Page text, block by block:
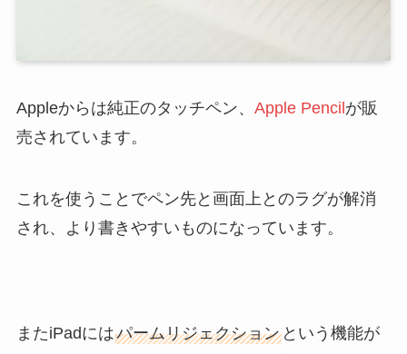
Appleからは純正のタッチペン、 Apple Pencil が販
売されています。
これを使うことでペン先と画面上とのラグが解消
され、より書きやすいものになっています。
またiPadにはパームリジェクションという機能が